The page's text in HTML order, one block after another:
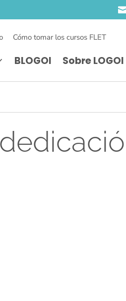
Cómo tomar los cursos FLET
BLOGOI Sobre LOGOI